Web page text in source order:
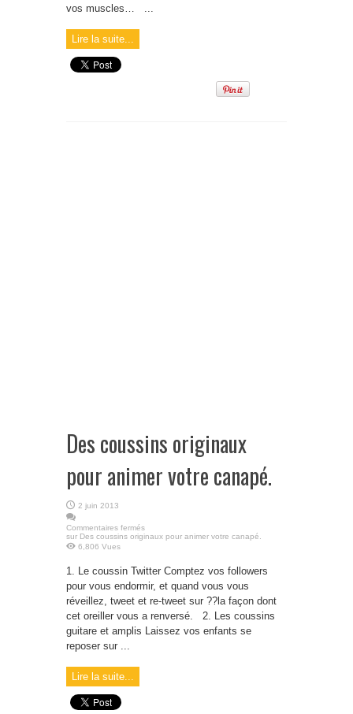
vos muscles… ...
Lire la suite...
Des coussins originaux
pour animer votre canapé.
2 juin 2013
Commentaires fermés
sur Des coussins originaux pour animer votre canapé.
6,806 Vues
1. Le coussin Twitter Comptez vos followers
pour vous endormir, et quand vous vous
réveillez, tweet et re-tweet sur ??la façon dont
cet oreiller vous a renversé. 2. Les coussins
guitare et amplis Laissez vos enfants se
reposer sur ...
Lire la suite...